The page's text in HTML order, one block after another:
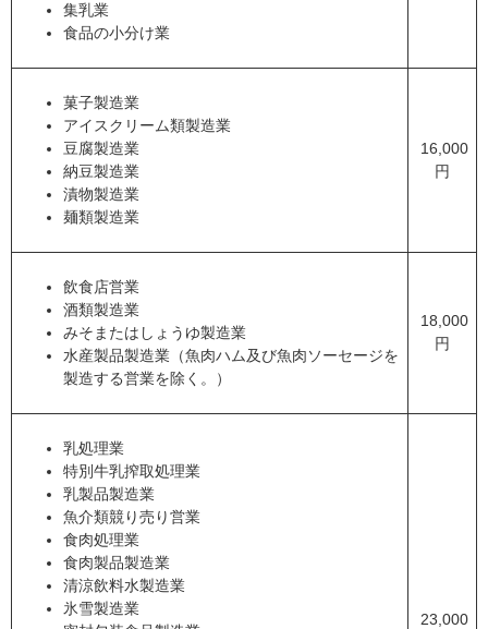
集乳業
食品の小分け業
菓子製造業
アイスクリーム類製造業
豆腐製造業
納豆製造業
漬物製造業
麺類製造業
16,000
円
飲食店営業
酒類製造業
みそまたはしょうゆ製造業
水産製品製造業（魚肉ハム及び魚肉ソーセージを
製造する営業を除く。）
18,000
円
乳処理業
特別牛乳搾取処理業
乳製品製造業
魚介類競り売り営業
食肉処理業
食肉製品製造業
清涼飲料水製造業
氷雪製造業
23,000